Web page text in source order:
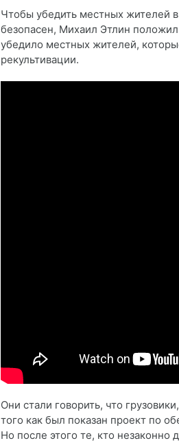
Чтобы убедить местных жителей
безопасен, Михаил Этлин положил
убедило местных жителей,
рекультивации.
Они стали говорить, что
того как был показан проект по
Но после этого те, кто незаконно